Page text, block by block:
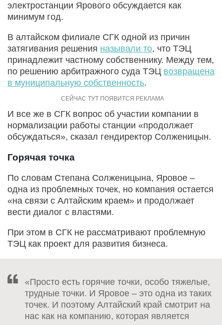
электростанции Ярового обсуждается как
минимум год.
В алтайском филиале СГК одной из причин
затягивания решения называли то, что ТЭЦ
принадлежит частному собственнику. Между тем,
по решению арбитражного суда ТЭЦ возвращена
в муниципальную собственность.
И все же в СГК вопрос об участии компании в
нормализации работы станции «продолжает
обсуждаться», сказал гендиректор Солженицын.
Горячая точка
По словам Степана Солженицына, Яровое –
одна из проблемных точек, но компания остается
«на связи с Алтайским краем» и продолжает
вести диалог с властями.
При этом в СГК не рассматривают проблемную
ТЭЦ как проект для развития бизнеса.
«Просто есть горячие точки, особо тяжелые,
трудные точки. И Яровое – это одна из таких
точек. И поэтому Алтайский край смотрит на
нас как на компанию, которая является